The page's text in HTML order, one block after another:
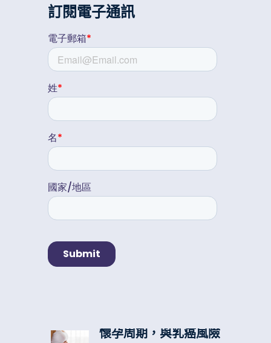
訂閱電子通訊
懷孕周期，與乳癌風險